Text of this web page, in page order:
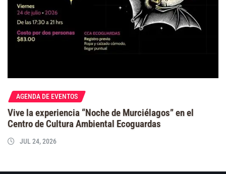
AGENDA DE EVENTOS
Vive la experiencia “Noche de Murciélagos” en el
Centro de Cultura Ambiental Ecoguardas
JUL 24, 2026